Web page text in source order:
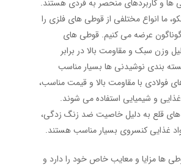
ها و کاربردهای منحصر به فردی هستند.
ما انواع مختلفی از قوطی‌ های فلزی را
گوناگون عرضه می ‌کنیم. قوطی ‌های
وزن سبک و مقاومت بالا در برابر
‌بندی نوشیدنی‌ ها بسیار مناسب
فولادی با مقاومت بالا و قیمت مناسب،
و شیمیایی استفاده می ‌شوند.
قلع به دلیل خاصیت ضد زنگ ‌زدگی،
غذایی کنسروی بسیار مناسب هستند.
ها مزایا و معایب خاص خود را دارد و